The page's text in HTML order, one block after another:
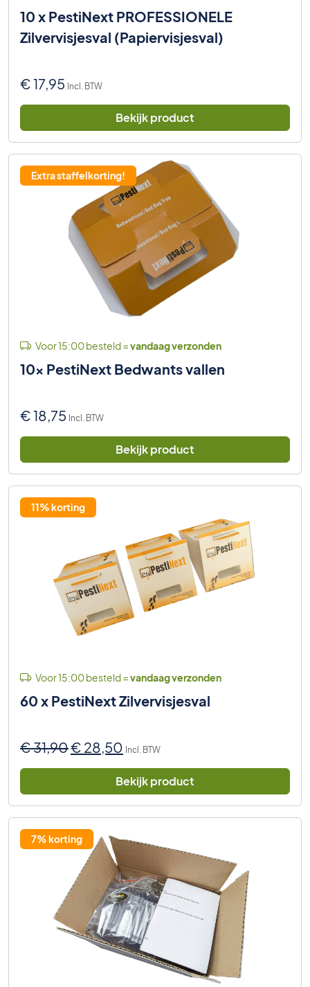
10 x PestiNext PROFESSIONELE
Zilvervisjesval (Papiervisjesval)
€17,95 Incl. BTW
Bekijk product
Extra staffelkorting!
Voor 15:00 besteld =vandaag verzonden
10x PestiNext Bedwants vallen
€18,75 Incl. BTW
Bekijk product
11% korting
Voor 15:00 besteld =vandaag verzonden
60 x PestiNext Zilvervisjesval
€31,90Oorspronkelijke
€ 31,90.
€ 28,50 Huidige
is:
€ 28,50.
Incl. BTW
Bekijk product
7% korting